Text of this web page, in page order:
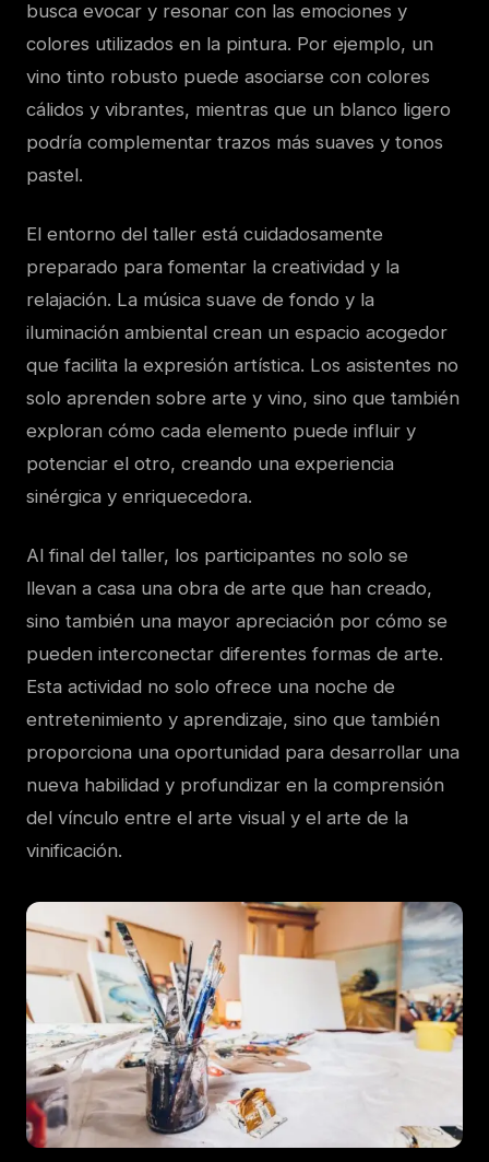
busca evocar y resonar con las emociones y
colores utilizados en la pintura. Por ejemplo, un
vino tinto robusto puede asociarse con colores
cálidos y vibrantes, mientras que un blanco ligero
podría complementar trazos más suaves y tonos
pastel.
El entorno del taller está cuidadosamente
preparado para fomentar la creatividad y la
relajación. La música suave de fondo y la
iluminación ambiental crean un espacio acogedor
que facilita la expresión artística. Los asistentes no
solo aprenden sobre arte y vino, sino que también
exploran cómo cada elemento puede influir y
potenciar el otro, creando una experiencia
sinérgica y enriquecedora.
Al final del taller, los participantes no solo se
llevan a casa una obra de arte que han creado,
sino también una mayor apreciación por cómo se
pueden interconectar diferentes formas de arte.
Esta actividad no solo ofrece una noche de
entretenimiento y aprendizaje, sino que también
proporciona una oportunidad para desarrollar una
nueva habilidad y profundizar en la comprensión
del vínculo entre el arte visual y el arte de la
vinificación.